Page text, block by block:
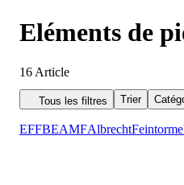
Eléments de
16 Article
Tous les filtres Trier
EFFBEAMFAlbrechtFein